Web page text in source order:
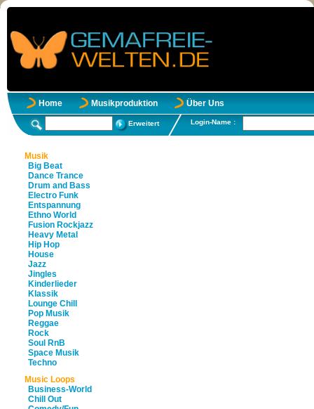
Home Musikproduktion Über Uns
Erweitert Login-Name :
Musik
Big Beat
Dance Trance
Drum and Bass
Electro Funk
Entspannung
Ethno World
Fusion Rockjazz
Heavy Metal
Hip Hop
House
Jazz
Jingles
Kinderlieder
Klassik
Lounge Chill
Pop Musik
Reggae
Rock
Soul RnB
Space Musik
Techno
Music Loops
Business-World
Chill Out